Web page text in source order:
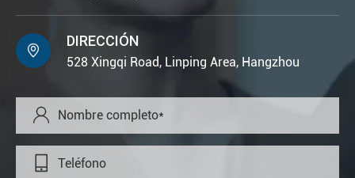

DIRECCIÓN
528 Xingqi Road, Linping Area, Hangzhou

